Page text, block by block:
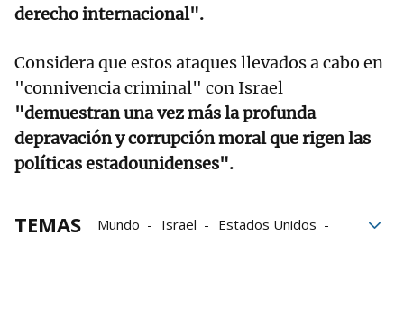
derecho internacional".
Considera que estos ataques llevados a cabo en
"connivencia criminal" con Israel
"demuestran una vez más la profunda
depravación y corrupción moral que rigen las
políticas estadounidenses".
TEMAS Mundo Israel
Estados Unidos